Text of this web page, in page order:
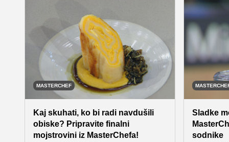
MasterChef kuhinjo? Prijave so že
odprte!
pripraviti
nasvete
dodatkov
MASTERCHEF
Kaj skuhati, ko bi radi navdušili
obiske? Pripravite finalni
mojstrovini iz MasterChefa!
Sladke
sodnike